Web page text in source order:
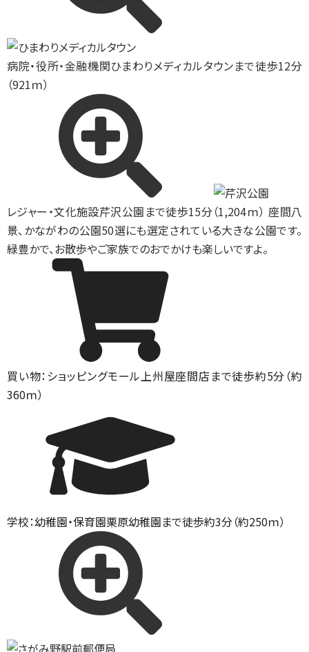
病院・役所・金融機関ひまわりメディカルタウンまで徒歩12分
（921ｍ）
レジャー・文化施設芹沢公園まで徒歩15分（1,204ｍ） 座間八
景、かながわの公園50選にも選定されている大きな公園です。
緑豊かで、お散歩やご家族でのおでかけも楽しいですよ。
買い物：ショッピングモール上州屋座間店まで徒歩約5分（約
360ｍ）
学校：幼稚園・保育園栗原幼稚園まで徒歩約3分（約250ｍ）